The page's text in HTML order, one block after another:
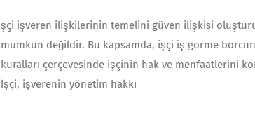
şçi işveren ilişkilerinin temelini güven ilişkisi
mümkün değildir. Bu kapsamda, işçi iş görme
kuralları çerçevesinde işçinin hak ve menfaatlerini
İşçi, işverenin yönetim hakkı